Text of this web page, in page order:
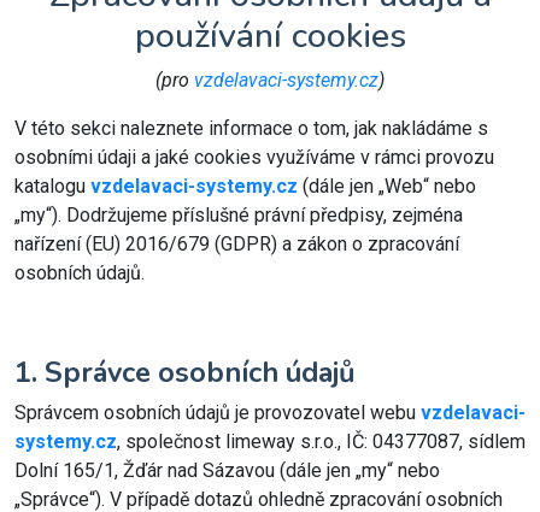
používání cookies
(pro vzdelavaci-systemy.cz)
V této sekci naleznete informace o tom, jak nakládáme s
osobními údaji a jaké cookies využíváme v rámci provozu
katalogu vzdelavaci-systemy.cz (dále jen „Web“ nebo
„my“). Dodržujeme příslušné právní předpisy, zejména
nařízení (EU) 2016/679 (GDPR) a zákon o zpracování
osobních údajů.
1. Správce osobních údajů
Správcem osobních údajů je provozovatel webu vzdelavaci-
systemy.cz, společnost limeway s.r.o., IČ: 04377087, sídlem
Dolní 165/1, Žďár nad Sázavou (dále jen „my“ nebo
„Správce“). V případě dotazů ohledně zpracování osobních